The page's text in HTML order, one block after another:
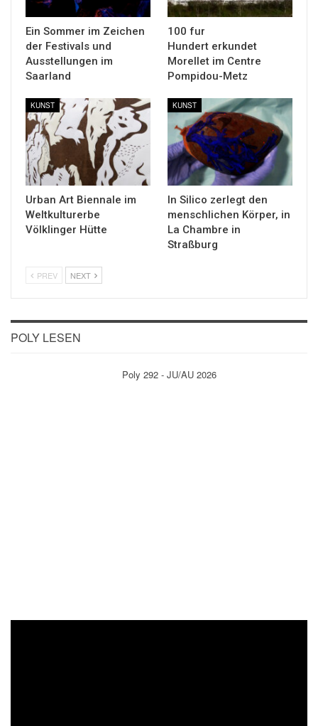
Ein Sommer im Zeichen
der Festivals und
Ausstellungen im
Saarland
100 fur
Hundert erkundet
Morellet im Centre
Pompidou-Metz
KUNST
Urban Art Biennale im
Weltkulturerbe
Völklinger Hütte
KUNST
In Silico zerlegt den
menschlichen Körper, in
La Chambre in
Straßburg
PREV NEXT
POLY LESEN
Poly 292 - JU/AU 2026